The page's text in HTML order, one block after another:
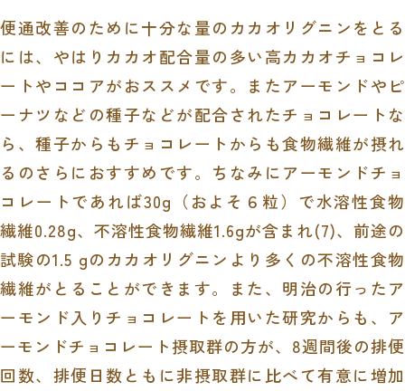
便通改善のために十分な量のカカオリグニンをとる
には、やはりカカオ配合量の多い高カカオチョコレ
ートやココアがおススメです。またアーモンドやピ
ーナツなどの種子などが配合されたチョコレートな
ら、種子からもチョコレートからも食物繊維が摂れ
るのさらにおすすめです。ちなみにアーモンドチョ
コレートであれば30g （およそ６粒）で水溶性食物
繊維0.28g、不溶性食物繊維1.6gが含まれ(7)、前途の
試験の1.5 gのカカオリグニンより多くの不溶性食物
繊維がとることができます。また、明治の行ったア
ーモンド入りチョコレートを用いた研究からも、ア
ーモンドチョコレート摂取群の方が、 8週間後の排便
回数、排便日数ともに非摂取群に比べて有意に増加